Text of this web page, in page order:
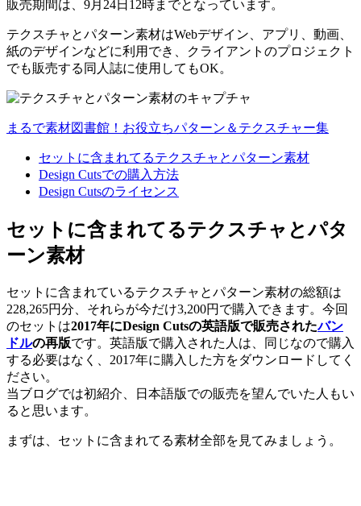
販売期間は、9月24日12時までとなっています。
テクスチャとパターン素材はWebデザイン、アプリ、動画、
紙のデザインなどに利用でき、クライアントのプロジェクト
でも販売する同人誌に使用してもOK。
まるで素材図書館！お役立ちパターン＆テクスチャー集
セットに含まれてるテクスチャとパターン素材
Design Cutsでの購入方法
Design Cutsのライセンス
セットに含まれてるテクスチャとパタ
ーン素材
セットに含まれているテクスチャとパターン素材の総額は
228,265円分、それらが今だけ3,200円で購入できます。今回
のセットは2017年にDesign Cutsの英語版で販売されたバン
ドルの再版です。英語版で購入された人は、同じなので購入
する必要はなく、2017年に購入した方をダウンロードしてく
ださい。
当ブログでは初紹介、日本語版での販売を望んでいた人もい
ると思います。
まずは、セットに含まれてる素材全部を見てみましょう。